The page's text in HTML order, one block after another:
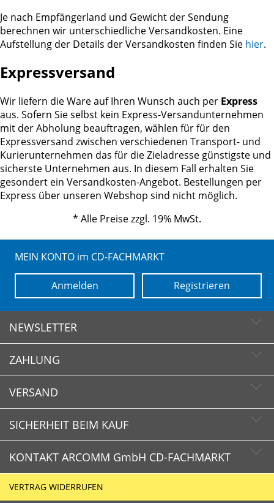
Je nach Empfängerland und Gewicht der Sendung
berechnen wir unterschiedliche Versandkosten. Eine
Aufstellung der Details der Versandkosten finden Sie hier.
Expressversand
Wir liefern die Ware auf Ihren Wunsch auch per Express
aus. Sofern Sie selbst kein Express-Versandunternehmen
mit der Abholung beauftragen, wählen für für den
Expressversand zwischen verschiedenen Transport- und
Kurierunternehmen das für die Zieladresse günstigste und
sicherste Unternehmen aus. In diesem Fall erhalten Sie
gesondert ein Versandkosten-Angebot. Bestellungen per
Express über unseren Webshop sind nicht möglich.
* Alle Preise zzgl. 19% MwSt.
MEIN KONTO im CD-FACHMARKT
Registrieren
Anmelden
NEWSLETTER
Newsletter abonnieren
Newsletter abbestellen
ZAHLUNG
VERSAND
SICHERHEIT BEIM KAUF
CD-FACHMARKT.de
KONTAKT ARCOMM GmbH CD-FACHMARKT
VERTRAG WIDERRUFEN